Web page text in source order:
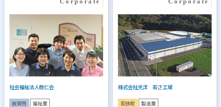
社会福祉法人敬仁会
敦賀市 福祉業
株式会社光洋 若さ工場
若狭町 製造業